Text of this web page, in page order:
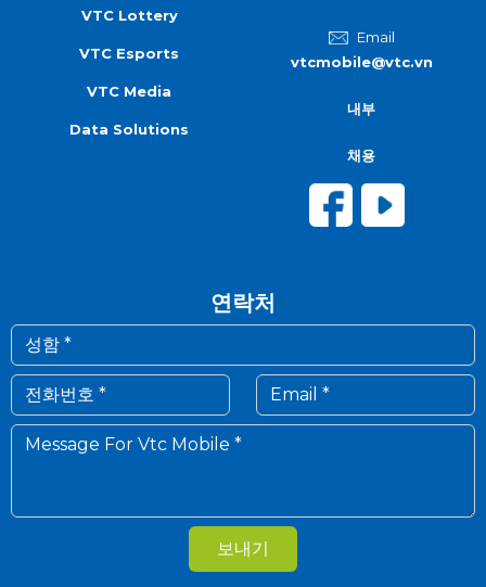
VTC Lottery
VTC Esports
VTC Media
Data Solutions
Email
vtcmobile@vtc.vn
내부
채용
연락처
보내기